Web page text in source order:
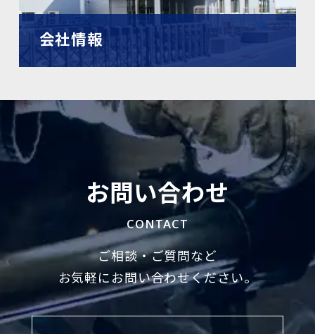
会社情報
お問い合わせ
CONTACT
ご相談・ご質問など
お気軽にお問い合わせください。